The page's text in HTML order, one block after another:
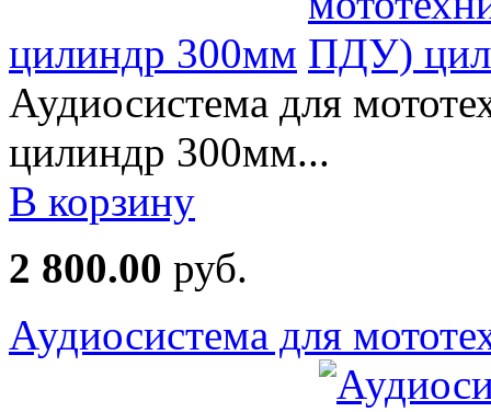
цилиндр 300мм
Аудиосистема для
цилиндр 300мм...
В корзину
2 800.00 руб.
Аудиосистема для